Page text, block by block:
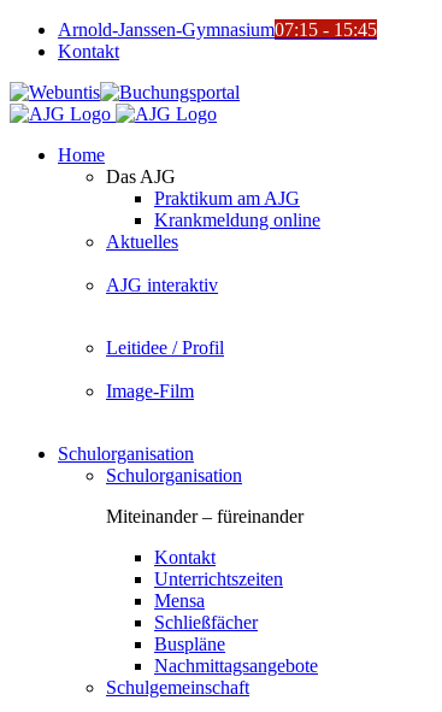
Zum
Inhalt
Arnold-Janssen-Gymnasium07:15 - 15:45
Kontakt
YouTube
Facebook
Instagram
Benutzerdefiniert
Webuntis Buchungsportal
Home
Das AJG
Praktikum am AJG
Krankmeldung online
Aktuelles
AJG interaktiv
Leitidee / Profil
Image-Film
Schulorganisation
Schulorganisation
Miteinander – füreinander
Kontakt
Unterrichtszeiten
Mensa
Schließfächer
Buspläne
Nachmittagsangebote
Schulgemeinschaft